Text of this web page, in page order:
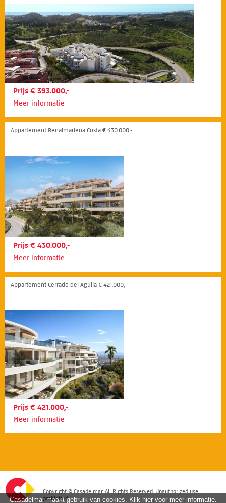
Prijs € 393.000,-
Meer informatie
Appartement Benalmadena Costa € 430.000,-
Prijs € 430.000,-
Meer informatie
Appartement Cerrado del Águila € 421.000,-
Prijs € 421.000,-
Meer informatie
Copyright © Casadelmar. All Rights Reserved. Unauthorized use
prohibited.
Casadelmar maakt gebruik van cookies. Klik hier voor meer informatie.